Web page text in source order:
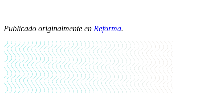
Publicado originalmente en Reforma.